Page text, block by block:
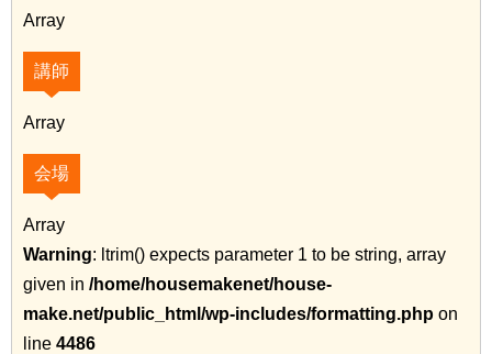
Array
講師
Array
会場
Array
Warning: ltrim() expects parameter 1 to be string, array
given in /home/housemakenet/house-
make.net/public_html/wp-includes/formatting.php on
line 4486